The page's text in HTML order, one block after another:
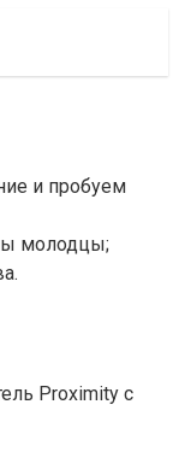
и пробуем
молодцы;
Proximity с